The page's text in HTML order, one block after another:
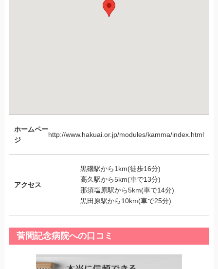
ホームペー
ジ
http://www.hakuai.or.jp/modules/kamma/index.html
アクセス
黒磯駅から1km(徒歩16分)
高久駅から5km(車で13分)
那須塩原駅から5km(車で14分)
黒田原駅から10km(車で25分)
菅間記念病院への口コミ